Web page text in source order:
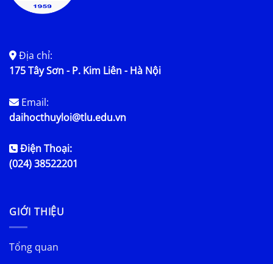
Địa chỉ:
175 Tây Sơn - P. Kim Liên - Hà Nội
Email:
daihocthuyloi@tlu.edu.vn
Điện Thoại:
(024) 38522201
GIỚI THIỆU
Tổng quan